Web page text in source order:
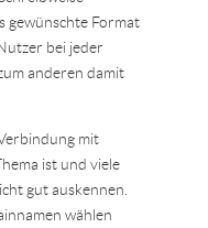
gewünschte Format
bei jeder
anderen damit
mit
ist und viele
gut auskennen.
wählen